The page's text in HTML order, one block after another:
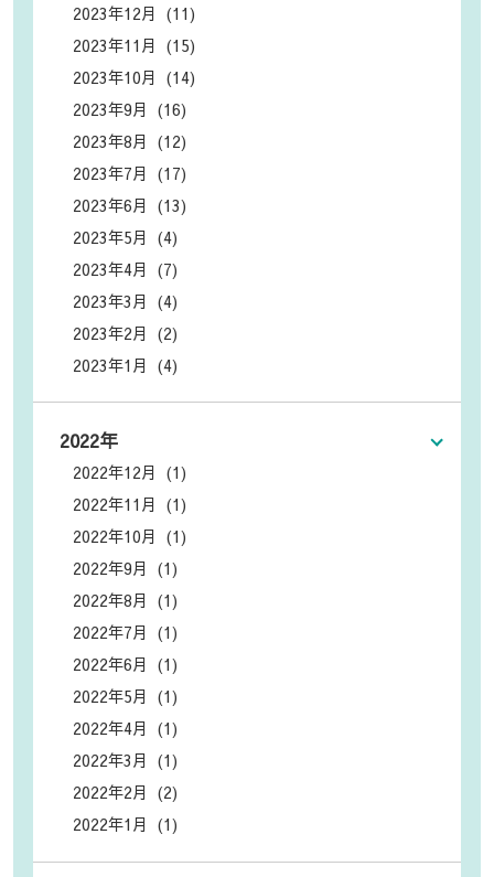
2023年12月 (11)
2023年11月 (15)
2023年10月 (14)
2023年9月 (16)
2023年8月 (12)
2023年7月 (17)
2023年6月 (13)
2023年5月 (4)
2023年4月 (7)
2023年3月 (4)
2023年2月 (2)
2023年1月 (4)
2022年
2022年12月 (1)
2022年11月 (1)
2022年10月 (1)
2022年9月 (1)
2022年8月 (1)
2022年7月 (1)
2022年6月 (1)
2022年5月 (1)
2022年4月 (1)
2022年3月 (1)
2022年2月 (2)
2022年1月 (1)